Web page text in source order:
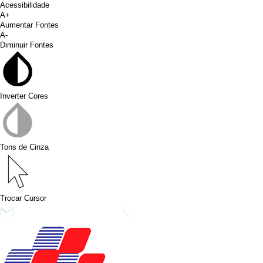
Acessibilidade
A+
Aumentar Fontes
A-
Diminuir Fontes
Inverter Cores
Tons de Cinza
Trocar Cursor